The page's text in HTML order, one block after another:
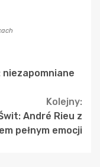
Kolejny:
André Rieu z
pełnym emocji